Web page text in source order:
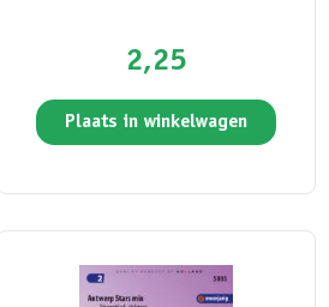
2,25
Plaats in winkelwagen